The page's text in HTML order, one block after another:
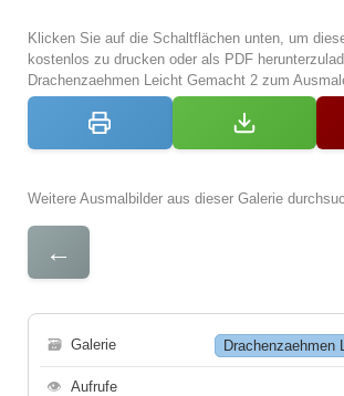
Klicken Sie auf die Schaltflächen unten, um
kostenlos zu drucken oder als PDF
Drachenzaehmen Leicht Gemacht 2 zum
Weitere Ausmalbilder aus dieser Galerie
←
🗃 Galerie Drachenzaehmen
👁 Aufrufe